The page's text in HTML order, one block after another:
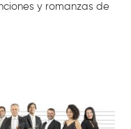
y romanzas de